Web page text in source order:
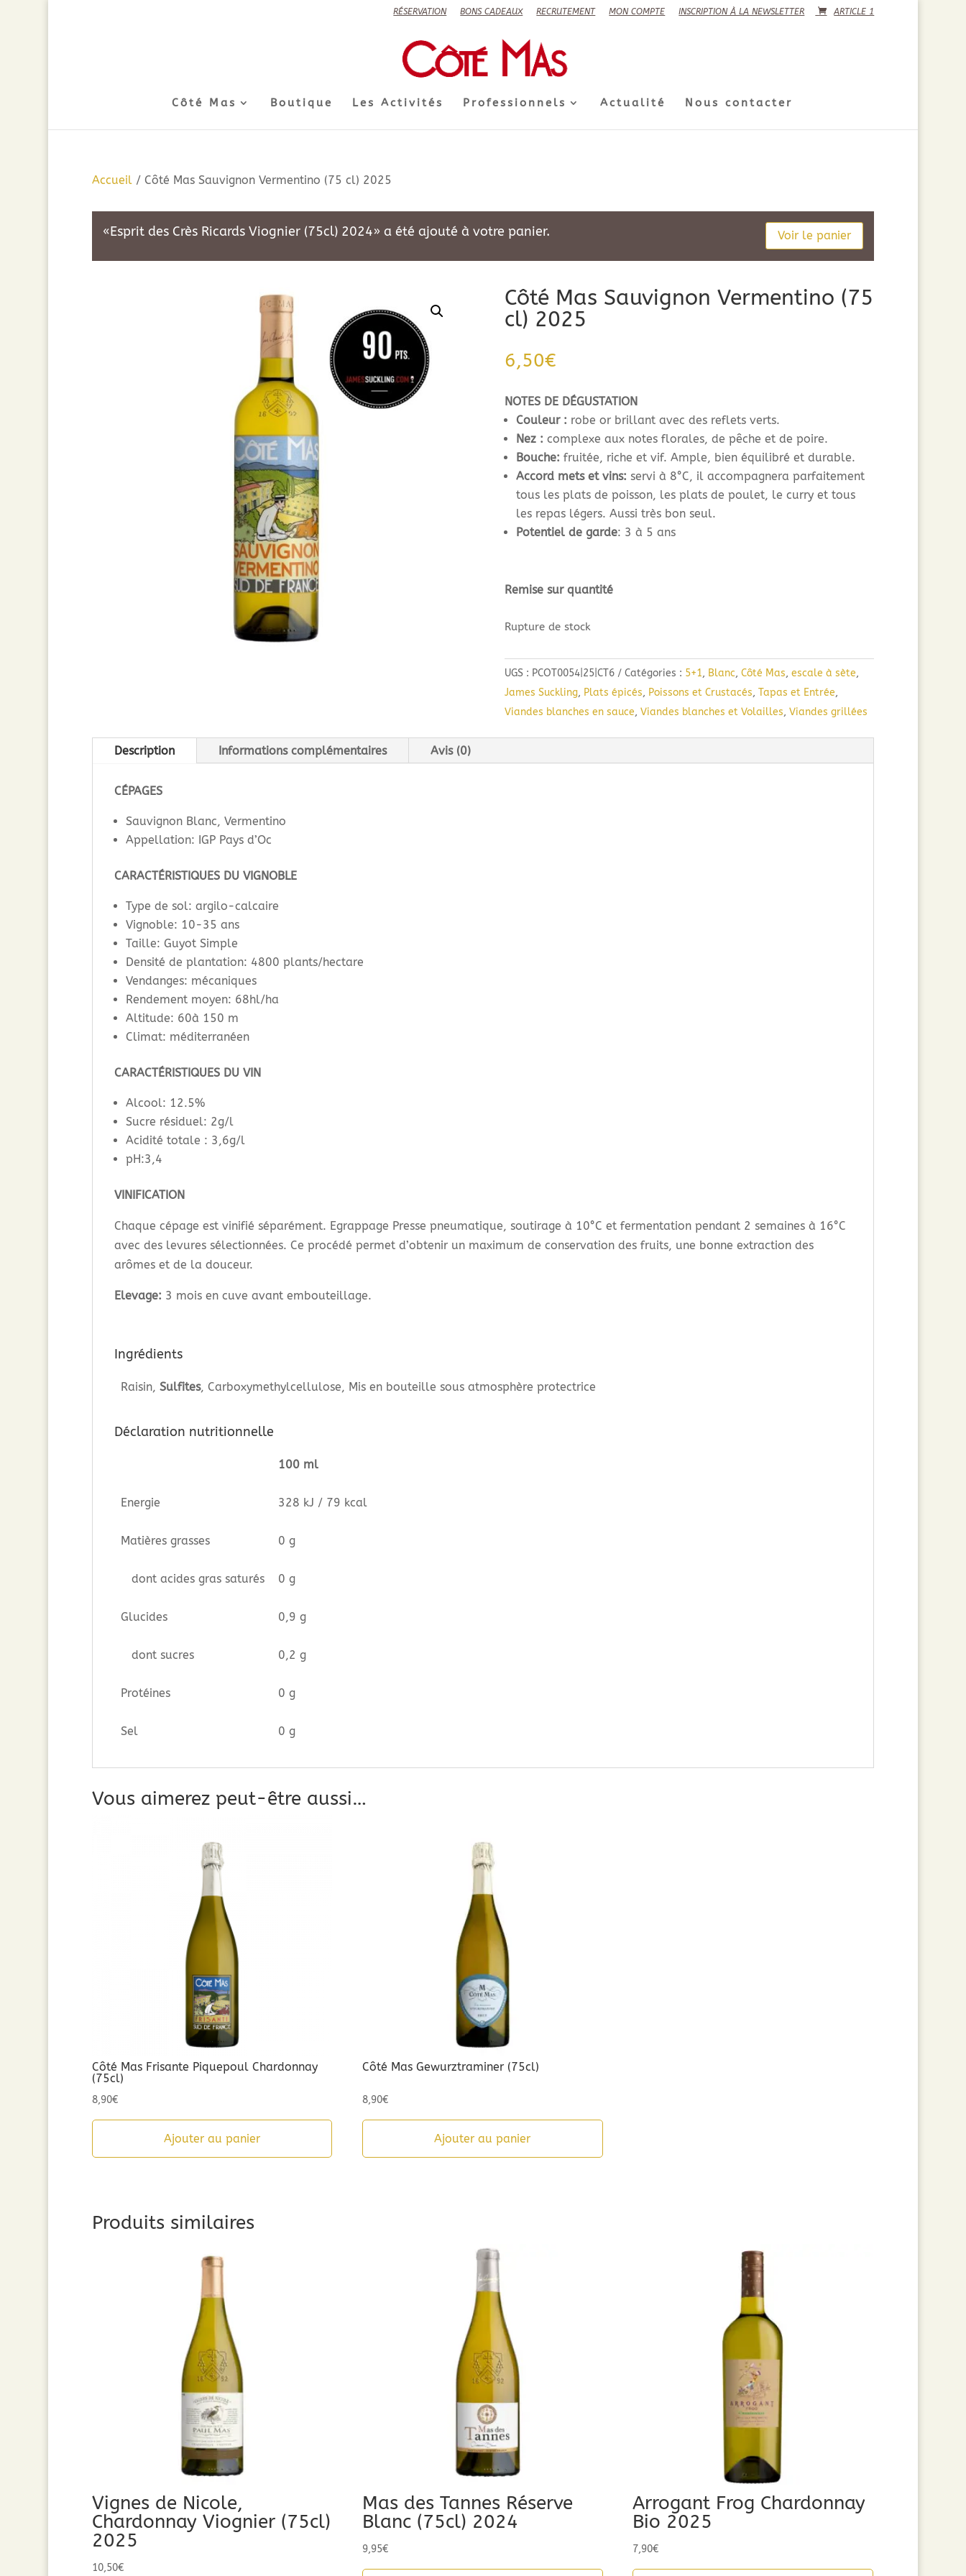
RÉSERVATION BONS CADEAUX RECRUTEMENT MON COMPTE INSCRIPTION À LA NEWSLETTER ARTICLE 1
Côté Mas Boutique Les Activités Professionnels Actualité Nous contacter
Accueil/ Côté Mas Sauvignon Vermentino (75 cl) 2025
«Esprit des Crès Ricards Viognier (75cl) 2024» a été ajouté à votre panier. Voir le panier
Côté Mas Sauvignon Vermentino (75
cl) 2025
6,50€
NOTES DE DÉGUSTATION
Couleur : robe or brillant avec des reflets verts.
Nez : complexe aux notes florales, de pêche et de poire.
Bouche: fruitée, riche et vif. Ample, bien équilibré et durable.
Accord mets et vins: servi à 8°C, il accompagnera parfaitement
tous les plats de poisson, les plats de poulet, le curry et tous
les repas légers. Aussi très bon seul.
Potentiel de garde: 3 à 5 ans
Remise sur quantité
Rupture de stock
UGS : PCOT0054|25|CT6 Catégories : 5+1, Blanc, Côté Mas, escale à sète,
James Suckling, Plats épicés, Poissons et Crustacés, Tapas et Entrée,
Viandes blanches en sauce, Viandes blanches et Volailles, Viandes grillées
Description Informations complémentaires Avis (0)
CÉPAGES
Sauvignon Blanc, Vermentino
Appellation: IGP Pays d’Oc
CARACTÉRISTIQUES DU VIGNOBLE
Type de sol: argilo-calcaire
Vignoble: 10-35 ans
Taille: Guyot Simple
Densité de plantation: 4800 plants/hectare
Vendanges: mécaniques
Rendement moyen: 68hl/ha
Altitude: 60à 150 m
Climat: méditerranéen
CARACTÉRISTIQUES DU VIN
Alcool: 12.5%
Sucre résiduel: 2g/l
Acidité totale : 3,6g/l
pH:3,4
VINIFICATION
Chaque cépage est vinifié séparément. Egrappage Presse pneumatique, soutirage à 10°C et fermentation pendant 2 semaines à 16°C
avec des levures sélectionnées. Ce procédé permet d’obtenir un maximum de conservation des fruits, une bonne extraction des
arômes et de la douceur.
Elevage: 3 mois en cuve avant embouteillage.
Ingrédients
Raisin,Sulfites, Carboxymethylcellulose, Mis en bouteille sous atmosphère protectrice
Déclaration nutritionnelle
100 ml
Energie 328 kJ / 79 kcal
Matières grasses 0 g
dont acides gras saturés 0 g
Glucides 0,9 g
dont sucres 0,2 g
Protéines 0 g
Sel 0 g
Vous aimerez peut-être aussi…
Côté Mas Frisante Piquepoul Chardonnay
(75cl)
8,90€
Ajouter au panier
Côté Mas Gewurztraminer (75cl)
8,90€
Ajouter au panier
Produits similaires
Vignes de Nicole,
Chardonnay Viognier (75cl)
2025
10,50€
Mas des Tannes Réserve
Blanc (75cl) 2024
9,95€
Arrogant Frog Chardonnay
Bio 2025
7,90€